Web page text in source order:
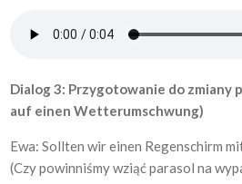
Dialog 3: Przygotowanie do zmiany
auf einen Wetterumschwung)
Ewa: Sollten wir einen Regenschirm
(Czy powinniśmy wziąć parasol na